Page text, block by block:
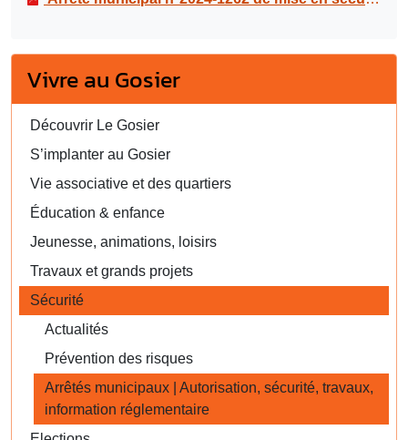
Vivre au Gosier
Découvrir Le Gosier
S’implanter au Gosier
Vie associative et des quartiers
Éducation & enfance
Jeunesse, animations, loisirs
Travaux et grands projets
Sécurité
Actualités
Prévention des risques
Arrêtés municipaux | Autorisation, sécurité, travaux,
information réglementaire